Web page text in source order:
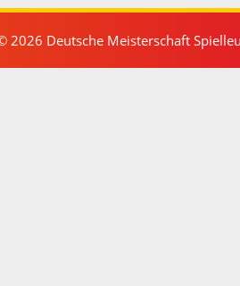
2026 Deutsche Meisterschaft